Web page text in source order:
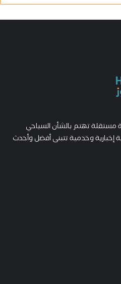
مستقلة تهتم بالشأن السياحي
إخبارية وخدمية تتبنى أفضل وأحدث